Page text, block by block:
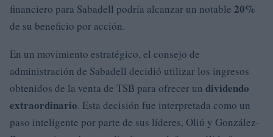
financiero para Sabadell podría alcanzar un notable 20%
de su beneficio por acción.
En un movimiento estratégico, el consejo de
administración de Sabadell decidió utilizar los ingresos
obtenidos de la venta de TSB para ofrecer un dividendo
extraordinario. Esta decisión fue interpretada como un
paso inteligente por parte de sus líderes, Oliú y González-